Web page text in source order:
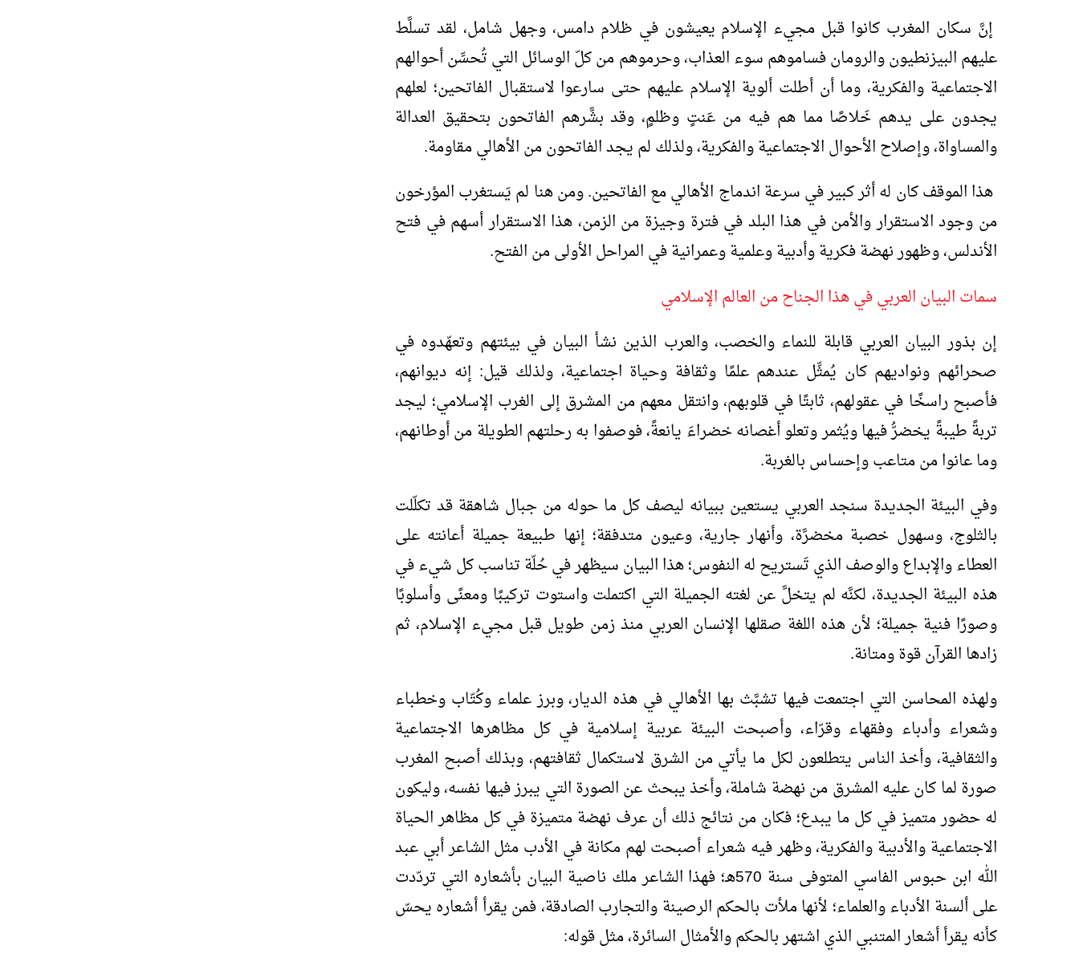
إنَّ سكان المغرب كانوا قبل مجيء الإسلام يعيشون في ظلام دامس، وجهل شامل، لقد تسلَّط
عليهم البيزنطيون والرومان فساموهم سوء العذاب، وحرموهم من كلّ الوسائل التي تُحسِّن أحوالهم
الاجتماعية والفكرية، وما أن أطلت ألوية الإسلام عليهم حتى سارعوا لاستقبال الفاتحين؛ لعلهم
يجدون على يدهم خَلاصًا مما هم فيه من عَنتٍ وظلمٍ، وقد بشَّرهم الفاتحون بتحقيق العدالة
والمساواة، وإصلاح الأحوال الاجتماعية والفكرية، ولذلك لم يجد الفاتحون من الأهالي مقاومة.
هذا الموقف كان له أثر كبير في سرعة اندماج الأهالي مع الفاتحين. ومن هنا لم يَستغرب المؤرخون
من وجود الاستقرار والأمن في هذا البلد في فترة وجيزة من الزمن، هذا الاستقرار أسهم في فتح
الأندلس، وظهور نهضة فكرية وأدبية وعلمية وعمرانية في المراحل الأولى من الفتح.
سمات البيان العربي في هذا الجناح من العالم الإسلامي
إن بذور البيان العربي قابلة للنماء والخصب، والعرب الذين نشأ البيان في بيئتهم وتعهّدوه في
صحرائهم ونواديهم كان يُمثِّل عندهم علمًا وثقافة وحياة اجتماعية، ولذلك قيل: إنه ديوانهم،
فأصبح راسخًا في عقولهم، ثابتًا في قلوبهم، وانتقل معهم من المشرق إلى الغرب الإسلامي؛ ليجد
تربةً طيبةً يخضرُّ فيها ويُثمر وتعلو أغصانه خضراءَ يانعةً، فوصفوا به رحلتهم الطويلة من أوطانهم،
وما عانوا من متاعب وإحساس بالغربة.
وفي البيئة الجديدة سنجد العربي يستعين ببيانه ليصف كل ما حوله من جبال شاهقة قد تكلّلت
بالثلوج، وسهول خصبة مخضرَّة، وأنهار جارية، وعيون متدفقة؛ إنها طبيعة جميلة أعانته على
العطاء والإبداع والوصف الذي تَستريح له النفوس؛ هذا البيان سيظهر في حُلّة تناسب كل شيء في
هذه البيئة الجديدة، لكنَّه لم يتخلَّ عن لغته الجميلة التي اكتملت واستوت تركيبًا ومعنًى وأسلوبًا
وصورًا فنية جميلة؛ لأن هذه اللغة صقلها الإنسان العربي منذ زمن طويل قبل مجيء الإسلام، ثم
زادها القرآن قوة ومتانة.
ولهذه المحاسن التي اجتمعت فيها تشبَّث بها الأهالي في هذه الديار، وبرز علماء وكُتّاب وخطباء
وشعراء وأدباء وفقهاء وقرّاء، وأصبحت البيئة عربية إسلامية في كل مظاهرها الاجتماعية
والثقافية، وأخذ الناس يتطلعون لكل ما يأتي من الشرق لاستكمال ثقافتهم، وبذلك أصبح المغرب
صورة لما كان عليه المشرق من نهضة شاملة، وأخذ يبحث عن الصورة التي يبرز فيها نفسه، وليكون
له حضور متميز في كل ما يبدع؛ فكان من نتائج ذلك أن عرف نهضة متميزة في كل مظاهر الحياة
الاجتماعية والأدبية والفكرية، وظهر فيه شعراء أصبحت لهم مكانة في الأدب مثل الشاعر أبي عبد
الله ابن حبوس الفاسي المتوفى سنة 570هـ؛ فهذا الشاعر ملك ناصية البيان بأشعاره التي تردّدت
على ألسنة الأدباء والعلماء؛ لأنها ملأت بالحكم الرصينة والتجارب الصادقة، فمن يقرأ أشعاره يحسّ
كأنه يقرأ أشعار المتنبي الذي اشتهر بالحكم والأمثال السائرة، مثل قوله: